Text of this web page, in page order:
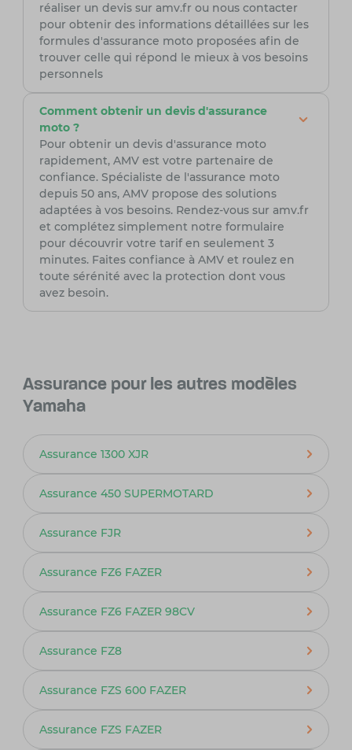
réaliser un devis sur amv.fr ou nous contacter
pour obtenir des informations détaillées sur les
formules d'assurance moto proposées afin de
trouver celle qui répond le mieux à vos besoins
personnels
Comment obtenir un devis d'assurance
moto ?
Pour obtenir un devis d'assurance moto
rapidement, AMV est votre partenaire de
confiance. Spécialiste de l'assurance moto
depuis 50 ans, AMV propose des solutions
adaptées à vos besoins. Rendez-vous sur amv.fr
et complétez simplement notre formulaire
pour découvrir votre tarif en seulement 3
minutes. Faites confiance à AMV et roulez en
toute sérénité avec la protection dont vous
avez besoin.
Assurance pour les autres modèles
Yamaha
Assurance 1300 XJR
Assurance 450 SUPERMOTARD
Assurance FJR
Assurance FZ6 FAZER
Assurance FZ6 FAZER 98CV
Assurance FZ8
Assurance FZS 600 FAZER
Assurance FZS FAZER